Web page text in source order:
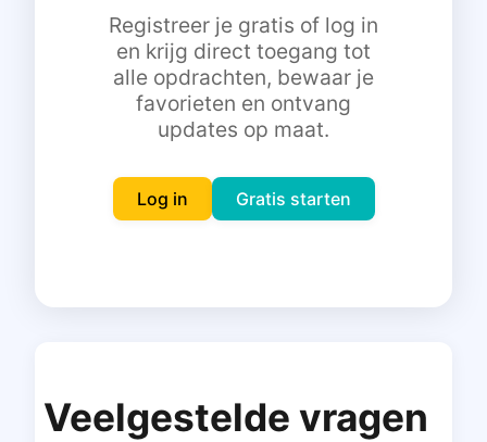
Inloggen
Gratis starten
Registreer je gratis of log in
en krijg direct toegang tot
alle opdrachten, bewaar je
favorieten en ontvang
updates op maat.
Log in Gratis starten
Veelgestelde vragen